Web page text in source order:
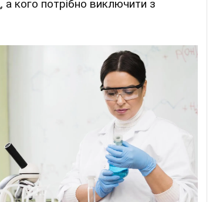
а кого потрібно виключити з